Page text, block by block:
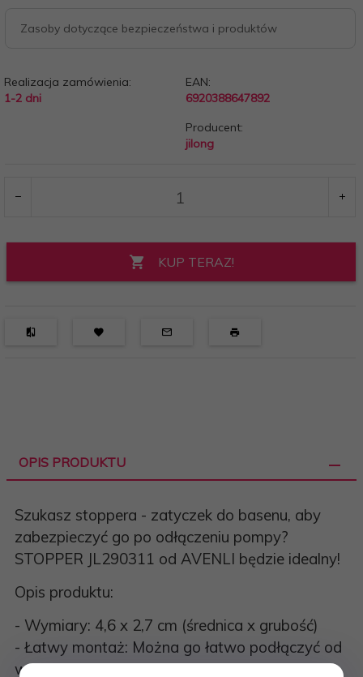
Zasoby dotyczące bezpieczeństwa i produktów
Realizacja zamówienia:
1-2 dni
EAN:
6920388647892
Producent:
jilong
KUP TERAZ!
OPIS PRODUKTU
Szukasz stoppera - zatyczek do basenu, aby
zabezpieczyć go po odłączeniu pompy?
STOPPER JL290311 od AVENLI będzie idealny!
Opis produktu:
- Wymiary: 4,6 x 2,7 cm (średnica x grubość)
- Łatwy montaż: Można go łatwo podłączyć od
wewnątrz do przyłączy węży basenu Avenli